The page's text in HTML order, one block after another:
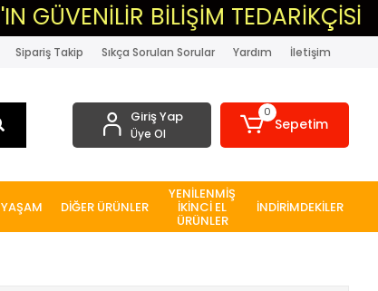
BİLİŞİM TEDARİKÇİSİ
Sipariş Takip Sıkça Sorulan Sorular Yardım İletişim
Giriş Yap
Üye Ol
0
Sepetim
DİĞER ÜRÜNLER
YENİLENMİŞ
İKİNCİ EL
ÜRÜNLER
İNDİRİMDEKİLER